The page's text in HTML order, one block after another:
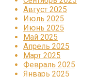
Август 2025
Июль 2025
Июнь 2025
Май 2025
Апрель 2025
Март 2025
Февраль 2025
Январь 2025